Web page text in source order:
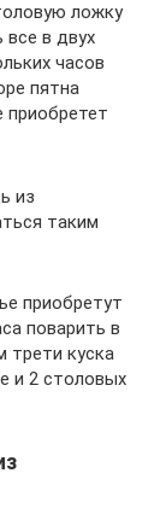
ложку
все в двух
часов
пятна
приобретет
из
таким
приобретут
поварить в
трети куска
и 2 столовых